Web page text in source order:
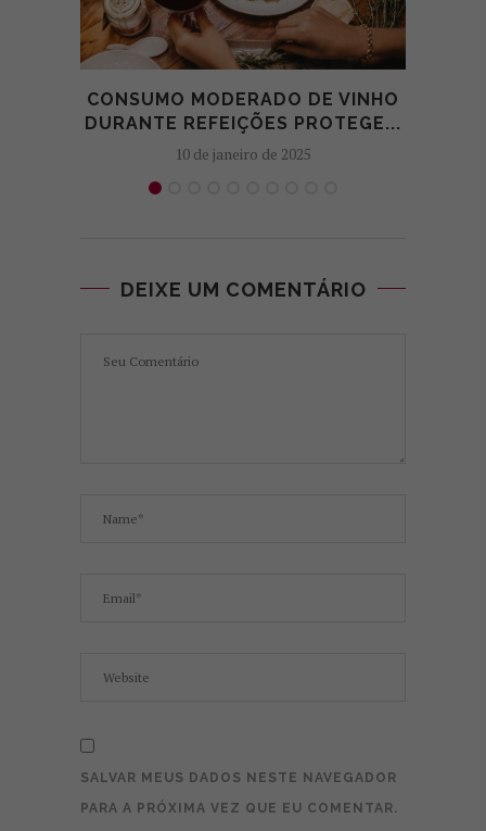
CONSUMO MODERADO DE VINHO
DURANTE REFEIÇÕES PROTEGE...
10 de janeiro de 2025
DEIXE UM COMENTÁRIO
SALVAR MEUS DADOS NESTE NAVEGADOR
PARA A PRÓXIMA VEZ QUE EU COMENTAR.